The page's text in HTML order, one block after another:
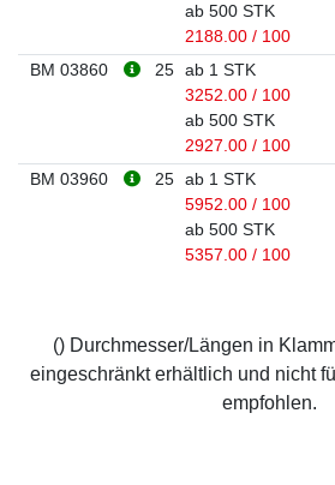
ab 500 STK
2188.00 / 100
BM 03860
25 ab 1 STK
3252.00 / 100
ab 500 STK
2927.00 / 100
BM 03960
25 ab 1 STK
5952.00 / 100
ab 500 STK
5357.00 / 100
() Durchmesser/Längen in
eingeschränkt erhältlich und nicht
empfohlen.